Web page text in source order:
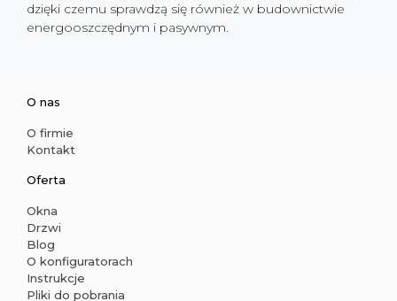
dzięki czemu sprawdzą się również w budownictwie
energooszczędnym i pasywnym.
O nas
O firmie
Kontakt
Oferta
Okna
Drzwi
Blog
O konfiguratorach
Instrukcje
Pliki do pobrania